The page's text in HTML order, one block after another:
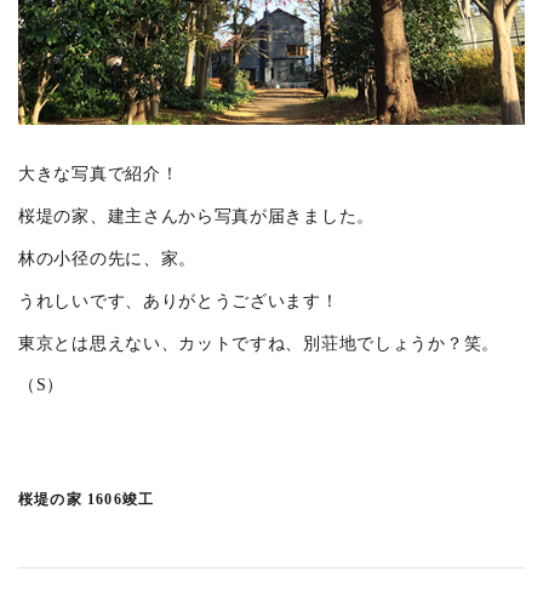
名古屋のプロジェクト (12)
高崎リノベーション (1)
代々木上原の店舗ビル (2)
境南町の家 S (0)
富久町の集合住宅 (3)
中目黒の家H (2)
東浅草プロジェクト
末広通りのオフィス
大きな写真で紹介！
桜堤の家、建主さんから写真が届きました。
林の小径の先に、家。
うれしいです、ありがとうございます！
東京とは思えない、カットですね、別荘地でしょうか？笑。
（S）
桜堤の家 1606竣工